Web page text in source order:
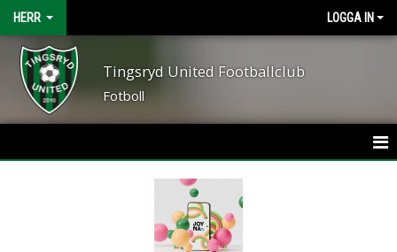
HERR LOGGA IN
Tingsryd United Footballclub
Fotboll